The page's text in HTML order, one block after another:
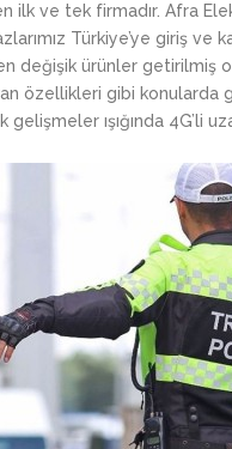
ilk ve tek firmadır. Afra
Türkiye’ye giriş ve
değişik ürünler getirilmiş
özellikleri gibi
ışığında 4G’li